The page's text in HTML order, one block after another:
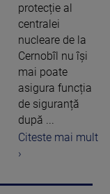
protecție al
centralei
nucleare de la
Cernobîl nu își
mai poate
asigura funcția
de siguranță
după ...
Citeste mai mult
›